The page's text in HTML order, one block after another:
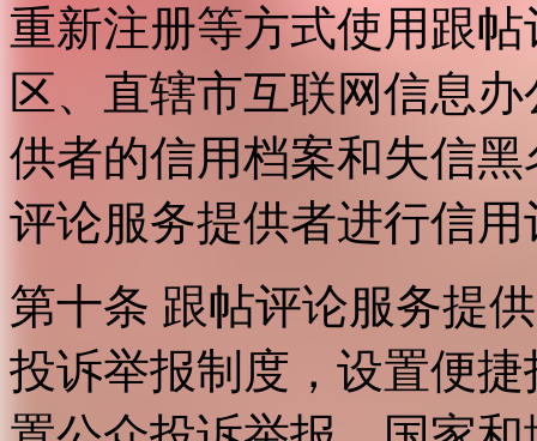
重新注册等方式使用跟
区、直辖市互联网信息
供者的信用档案和失信
评论服务提供者进行信用
第十条 跟帖评论服务提
投诉举报制度，设置便